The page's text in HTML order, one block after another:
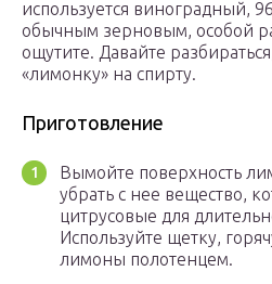
используется виноградный,
обычным зерновым, особой
ощутите. Давайте
«лимонку» на спирту.
Приготовление
Вымойте поверхность
убрать с нее вещество,
цитрусовые для
Используйте щетку,
лимоны полотенцем.